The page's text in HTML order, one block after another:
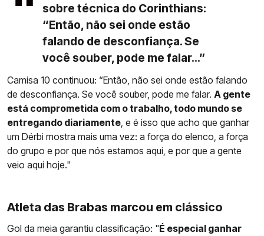
sobre técnica do Corinthians:
“Então, não sei onde estão
falando de desconfiança. Se
você souber, pode me falar...”
Camisa 10 continuou: “Então, não sei onde estão falando
de desconfiança. Se você souber, pode me falar. A gente
está comprometida com o trabalho, todo mundo se
entregando diariamente, e é isso que acho que ganhar
um Dérbi mostra mais uma vez: a força do elenco, a força
do grupo e por que nós estamos aqui, e por que a gente
veio aqui hoje."
Atleta das Brabas marcou em clássico
Gol da meia garantiu classificação: "É especial ganhar